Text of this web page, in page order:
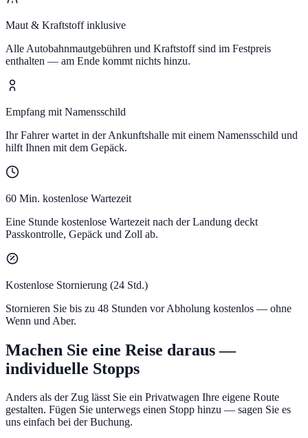
Maut & Kraftstoff inklusive
Alle Autobahnmautgebühren und Kraftstoff sind im Festpreis
enthalten — am Ende kommt nichts hinzu.
Empfang mit Namensschild
Ihr Fahrer wartet in der Ankunftshalle mit einem Namensschild und
hilft Ihnen mit dem Gepäck.
60 Min. kostenlose Wartezeit
Eine Stunde kostenlose Wartezeit nach der Landung deckt
Passkontrolle, Gepäck und Zoll ab.
Kostenlose Stornierung (24 Std.)
Stornieren Sie bis zu 48 Stunden vor Abholung kostenlos — ohne
Wenn und Aber.
Machen Sie eine Reise daraus —
individuelle Stopps
Anders als der Zug lässt Sie ein Privatwagen Ihre eigene Route
gestalten. Fügen Sie unterwegs einen Stopp hinzu — sagen Sie es
uns einfach bei der Buchung.